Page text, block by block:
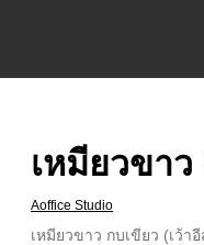
เหมียวขาว
Aoffice Studio
เหมียวขาว กบเขียว (เว้า